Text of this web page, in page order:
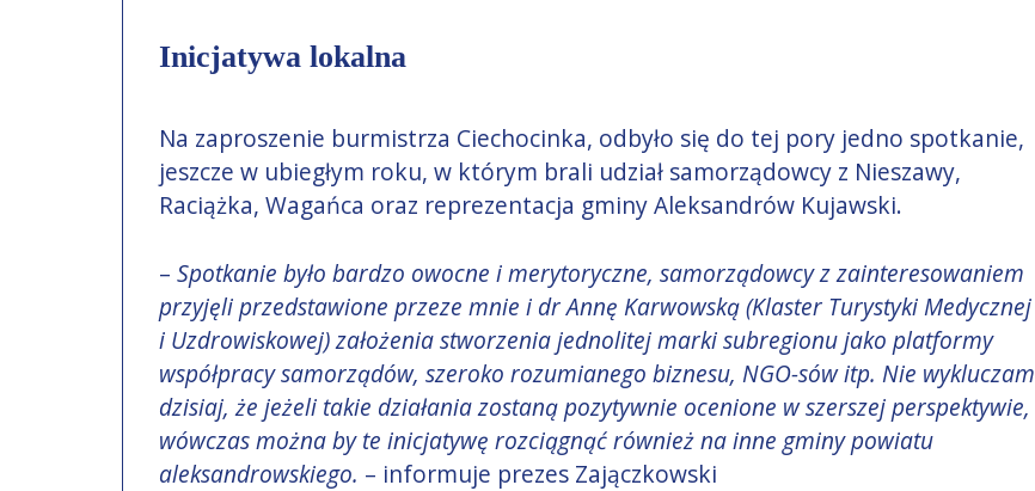
Inicjatywa lokalna
Na zaproszenie burmistrza Ciechocinka, odbyło się do tej pory jedno spotkanie,
jeszcze w ubiegłym roku, w którym brali udział samorządowcy z Nieszawy,
Raciążka, Wagańca oraz reprezentacja gminy Aleksandrów Kujawski.
– Spotkanie było bardzo owocne i merytoryczne, samorządowcy z zainteresowaniem
przyjęli przedstawione przeze mnie i dr Annę Karwowską (Klaster Turystyki Medycznej
i Uzdrowiskowej) założenia stworzenia jednolitej marki subregionu jako platformy
współpracy samorządów, szeroko rozumianego biznesu, NGO-sów itp. Nie wykluczam
dzisiaj, że jeżeli takie działania zostaną pozytywnie ocenione w szerszej perspektywie,
wówczas można by te inicjatywę rozciągnąć również na inne gminy powiatu
aleksandrowskiego. – informuje prezes Zajączkowski